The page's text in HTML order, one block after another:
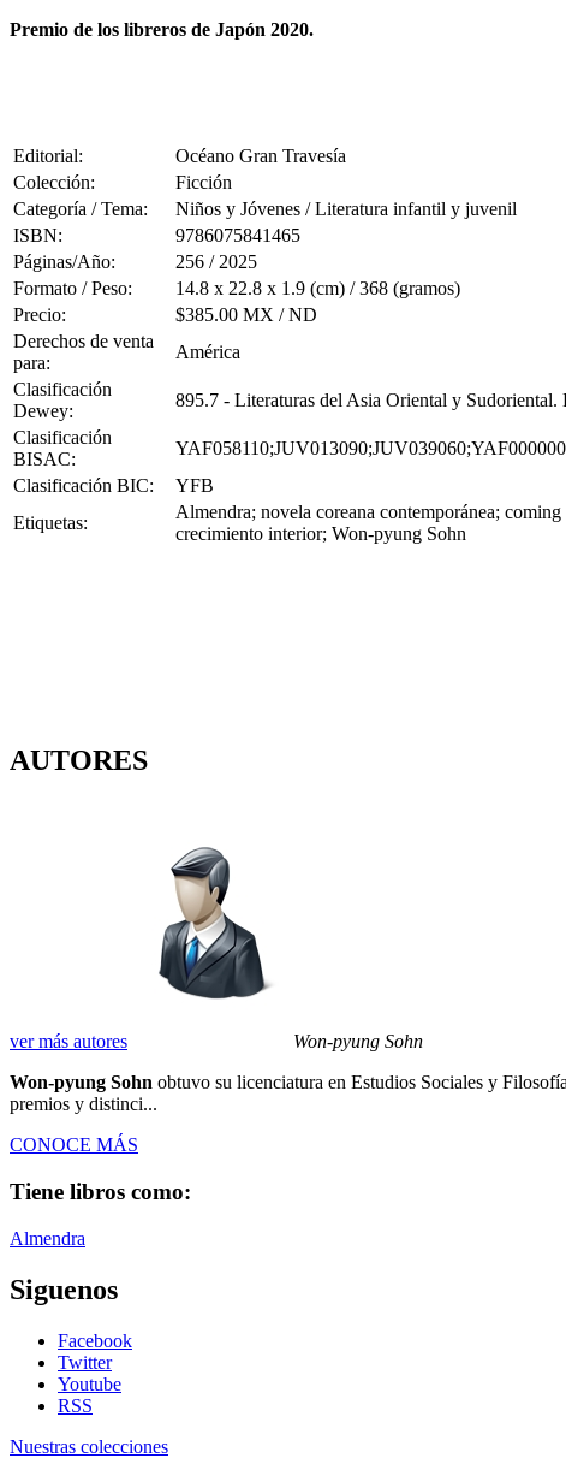
Premio de los libreros de Japón 2020.
Editorial:
Océano Gran Travesía
Colección:
Ficción
Categoría / Tema:
Niños y Jóvenes / Literatura infantil y juvenil
ISBN:
9786075841465
Páginas/Año:
256 / 2025
Formato / Peso:
14.8 x 22.8 x 1.9 (cm) / 368 (gramos)
Precio:
$385.00 MX / ND
Derechos de venta
para:
América
Clasificación
Dewey:
895.7 - Literaturas del Asia Oriental y Sudoriental.
Clasificación
BISAC:
YAF058110;JUV013090;JUV039060;YAF000000
Clasificación BIC:
YFB
Etiquetas:
Almendra; novela coreana contemporánea;
crecimiento interior; Won-pyung Sohn
AUTORES
ver más autores
Won-pyung Sohn
Won-pyung Sohn obtuvo su licenciatura en Estudios Sociales y
premios y distinci...
CONOCE MÁS
Tiene libros como:
Almendra
Siguenos
Facebook
Twitter
Youtube
RSS
Nuestras colecciones